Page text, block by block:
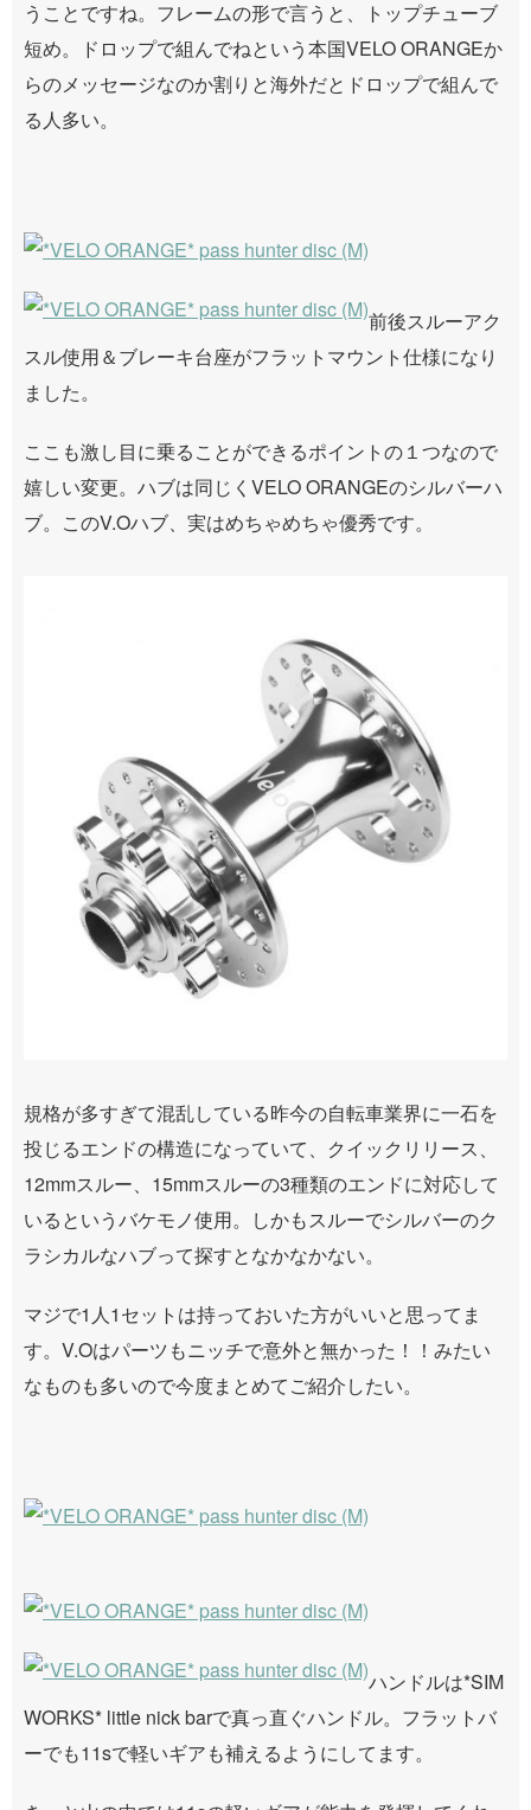
うことですね。フレームの形で言うと、トップチューブ
短め。ドロップで組んでねという本国VELO ORANGEか
らのメッセージなのか割りと海外だとドロップで組んで
る人多い。
前後スルーアク
スル使用＆ブレーキ台座がフラットマウント仕様になり
ました。
ここも激し目に乗ることができるポイントの１つなので
嬉しい変更。ハブは同じくVELO ORANGEのシルバーハ
ブ。このV.Oハブ、実はめちゃめちゃ優秀です。
規格が多すぎて混乱している昨今の自転車業界に一石を
投じるエンドの構造になっていて、クイックリリース、
12mmスルー、15mmスルーの3種類のエンドに対応して
いるというバケモノ使用。しかもスルーでシルバーのク
ラシカルなハブって探すとなかなかない。
マジで1人1セットは持っておいた方がいいと思ってま
す。V.Oはパーツもニッチで意外と無かった！！みたい
なものも多いので今度まとめてご紹介したい。
ハンドルは*SIM
WORKS* little nick barで真っ直ぐハンドル。フラットバ
ーでも11sで軽いギアも補えるようにしてます。